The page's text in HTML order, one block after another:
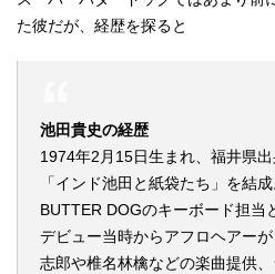
た彼だが、経歴を探ると
池田貴史の経歴
1974年2月15日生まれ、福井県
「インド池田と紙袋たち」を結
BUTTER DOGのキーボード担当
デビュー当時からアフロヘアー
志郎や椎名林檎などの楽曲提供